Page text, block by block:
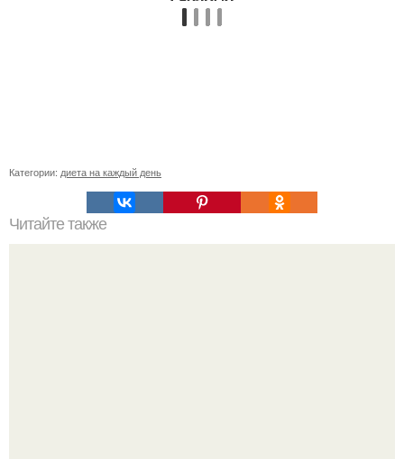
Категории: диета на каждый день
Читайте также